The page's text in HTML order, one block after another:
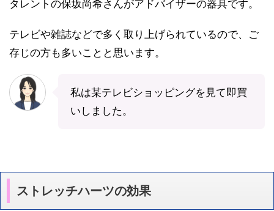
タレントの保坂尚希さんがアドバイザーの器具です。
テレビや雑誌などで多く取り上げられているので、ご
存じの方も多いことと思います。
私は某テレビショッピングを見て即買
いしました。
ストレッチハーツの効果